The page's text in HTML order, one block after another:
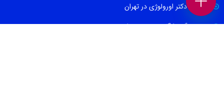
بهترین دکتر اورولوژی در تهران
بهترین آموزشگاه موسیقی تهران